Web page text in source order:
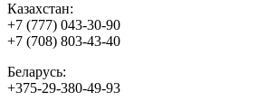
Казахстан:
+7 (777) 043-30-90
+7 (708) 803-43-40
Беларусь:
+375-29-380-49-93